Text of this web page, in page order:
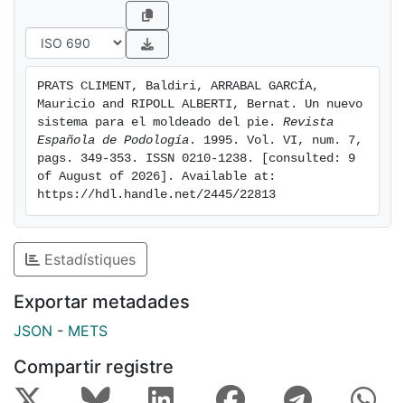
PRATS CLIMENT, Baldiri, ARRABAL GARCÍA,
Mauricio and RIPOLL ALBERTI, Bernat. Un nuevo
sistema para el moldeado del pie. Revista
Española de Podología . 1995. Vol. VI, num. 7,
pags. 349-353. ISSN 0210-1238. [consulted: 9
of August of 2026]. Available at:
https://hdl.handle.net/2445/22813
Estadístiques
Exportar metadades
JSON - METS
Compartir registre